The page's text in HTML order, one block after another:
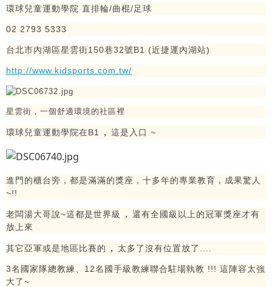
環球兒童運動學院 直排輪/曲棍/足球
02 2793 5333
台北市內湖區星雲街150巷32號B1 (近捷運內湖站)
http://www.kidsports.com.tw/
星雲街 ， 一個舒適環境的社區裡
環球兒童運動學院在B1 ， 這是入口 ~
進門的櫃台旁 ， 都是滿滿的獎座 ， 十多年的專業教育 ， 成果驚人
~!!
老闆湯大哥說~這都是世界級 ， 還有全國級以上的冠軍獎座才有
放上來
其它亞軍或是地區比賽的 ， 太多了沒有位置放了....
3名國家隊總教練、12名國手級教練聯合駐場執教 !!! 這陣容太強
大了~